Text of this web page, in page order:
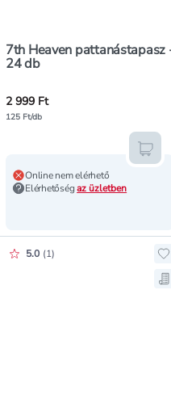
7th Heaven pattanástapasz
24 db
2 999 Ft
125 Ft/db
Online nem elérhető
Elérhetőségaz üzletben
Értékelés pontszáma:
5.0 (1)